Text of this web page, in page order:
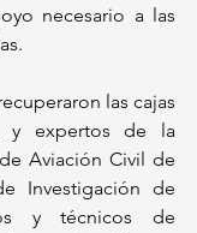
necesario a las
las cajas
y expertos de la
Aviación Civil de
Investigación de
y técnicos de